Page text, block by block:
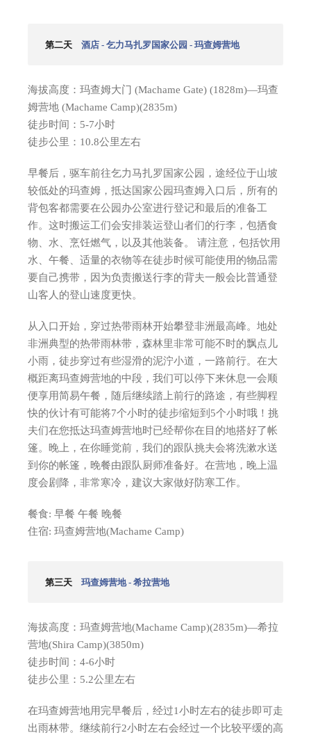
第二天 酒店 - 乞力马扎罗国家公园 - 玛查姆营地
海拔高度：玛查姆大门 (Machame Gate) (1828m)—玛查
姆营地 (Machame Camp)(2835m)
徒步时间：5-7小时
徒步公里：10.8公里左右
早餐后，驱车前往乞力马扎罗国家公园，途经位于山坡
较低处的玛查姆，抵达国家公园玛查姆入口后，所有的
背包客都需要在公园办公室进行登记和最后的准备工
作。这时搬运工们会安排装运登山者们的行李，包拪食
物、水、烹饪燃气，以及其他装备。 请注意，包括饮用
水、午餐、适量的衣物等在徒步时候可能使用的物品需
要自己携带，因为负责搬送行李的背夫一般会比普通登
山客人的登山速度更快。
从入口开始，穿过热带雨林开始攀登非洲最高峰。地处
非洲典型的热带雨林带，森林里非常可能不时的飘点儿
小雨，徒步穿过有些湿滑的泥泞小道，一路前行。在大
概距离玛查姆营地的中段，我们可以停下来休息一会顺
便享用简易午餐，随后继续踏上前行的路途，有些脚程
快的伙计有可能将7个小时的徒步缩短到5个小时哦！挑
夫们在您抵达玛查姆营地时已经帮你在目的地搭好了帐
篷。晚上，在你睡觉前，我们的跟队挑夫会将洗漱水送
到你的帐篷，晚餐由跟队厨师准备好。在营地，晚上温
度会剧降，非常寒冷，建议大家做好防寒工作。
餐食: 早餐 午餐 晚餐
住宿: 玛查姆营地(Machame Camp)
第三天 玛查姆营地 - 希拉营地
海拔高度：玛查姆营地(Machame Camp)(2835m)—希拉
营地(Shira Camp)(3850m)
徒步时间：4-6小时
徒步公里：5.2公里左右
在玛查姆营地用完早餐后，经过1小时左右的徒步即可走
出雨林带。继续前行2小时左右会经过一个比较平缓的高